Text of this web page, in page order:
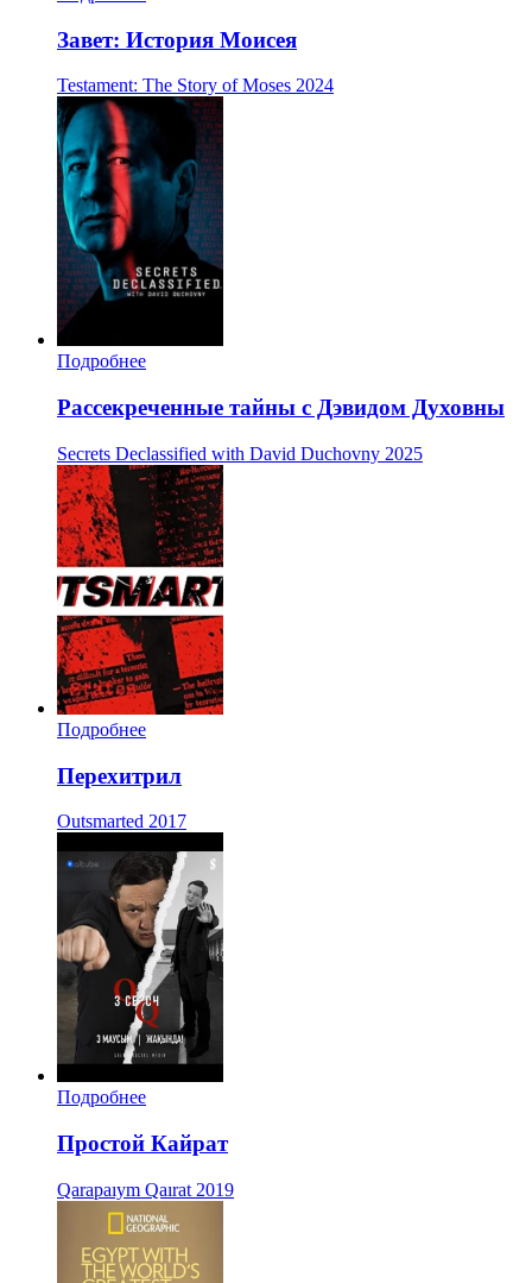
Завет: История Моисея
Testament: The Story of Moses 2024
Подробнее
Рассекреченные тайны с Дэвидом Духовны
Secrets Declassified with David Duchovny 2025
Подробнее
Перехитрил
Outsmarted 2017
Подробнее
Простой Кайрат
Qarapaıym Qaırat 2019